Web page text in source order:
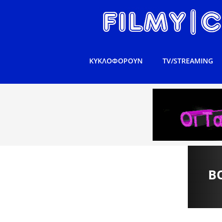
ΚΥΚΛΟΦΟΡΟΥΝ TV/STREAMING